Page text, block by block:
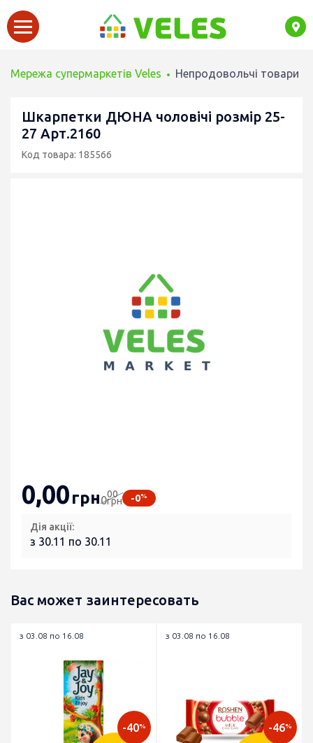
Мережа супермаркетів Veles Непродовольчі товари
Шкарпетки ДЮНА чоловічі розмір 25-
27 Арт.2160
Код товара: 185566
0,00грн000
грн -0%
Дія акції:
з 30.11 по 30.11
Вас может заинтересовать
з 03.08 по 16.08
-40%
з 03.08 по 16.08
-46%